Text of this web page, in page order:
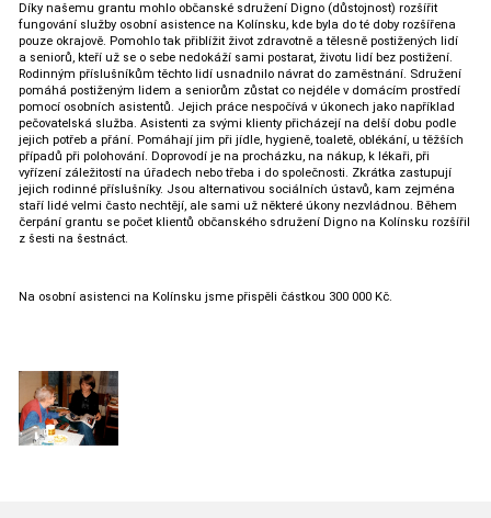
Díky našemu grantu mohlo občanské sdružení Digno (důstojnost) rozšířit
fungování služby osobní asistence na Kolínsku, kde byla do té doby rozšířena
pouze okrajově. Pomohlo tak přiblížit život zdravotně a tělesně postižených lidí
a seniorů, kteří už se o sebe nedokáží sami postarat, životu lidí bez postižení.
Rodinným příslušníkům těchto lidí usnadnilo návrat do zaměstnání. Sdružení
pomáhá postiženým lidem a seniorům zůstat co nejdéle v domácím prostředí
pomocí osobních asistentů. Jejich práce nespočívá v úkonech jako například
pečovatelská služba. Asistenti za svými klienty přicházejí na delší dobu podle
jejich potřeb a přání. Pomáhají jim při jídle, hygieně, toaletě, oblékání, u těžších
případů při polohování. Doprovodí je na procházku, na nákup, k lékaři, při
vyřízení záležitostí na úřadech nebo třeba i do společnosti. Zkrátka zastupují
jejich rodinné příslušníky. Jsou alternativou sociálních ústavů, kam zejména
staří lidé velmi často nechtějí, ale sami už některé úkony nezvládnou. Během
čerpání grantu se počet klientů občanského sdružení Digno na Kolínsku rozšířil
z šesti na šestnáct.
Na osobní asistenci na Kolínsku jsme přispěli částkou 300 000 Kč.